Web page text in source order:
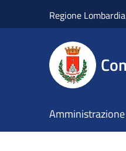
Regione Lombardia
Amministrazione